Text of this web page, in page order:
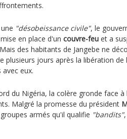
"désobeissance civile", le
en place d'un couvre-feu et a
des habitants de Jangebe ne
plusieurs jours après la libération
eux.
du Nigéria, la colère gronde face
Malgré la promesse du président
armés qu'il qualifie "bandits"